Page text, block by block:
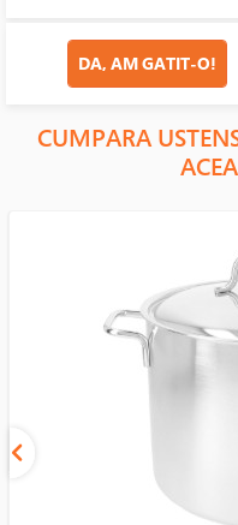
DA, AM GATIT-O!
CUMPARA